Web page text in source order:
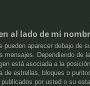
al lado de mi
pueden aparecer debajo de
mensajes. Dependiendo de
está asociada a la
de estrellas, bloques o
por usted o su